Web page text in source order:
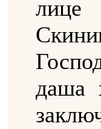
лице
даша